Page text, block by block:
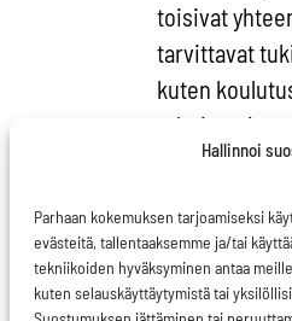
Hallinnoi
Parhaan kokemuksen tarjoamiseksi
evästeitä, tallentaaksemme ja/tai
tekniikoiden hyväksyminen antaa
kuten selauskäyttäytymistä tai
toisivat
tarvittavat
kuten
rahoitus, ja
yrittäjyyden
Tällä viikolla